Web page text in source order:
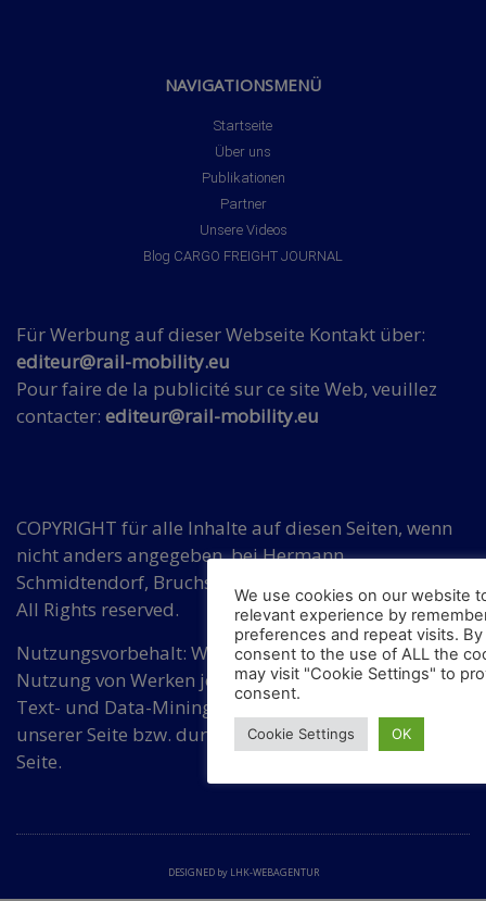
NAVIGATIONSMENÜ
Startseite
Über uns
Publikationen
Partner
Unsere Videos
Blog CARGO FREIGHT JOURNAL
Für Werbung auf dieser Webseite Kontakt über:
editeur@rail-mobility.eu
Pour faire de la publicité sur ce site Web, veuillez
contacter: editeur@rail-mobility.eu
COPYRIGHT für alle Inhalte auf diesen Seiten, wenn
nicht anders angegeben, bei Hermann
Schmidtendorf, Bruchsaler Str. 3, DE 10715 Berlin.
All Rights reserved.
Nutzungsvorbehalt: Wir widersprechen einer
Nutzung von Werken jeder Art auf dieser Seite für
Text- und Data-Mining ohne Zustimmung von
unserer Seite bzw. durch eine dafür bevollmächtigte
Seite.
DESIGNED by LHK-WEBAGENTUR
We use cookies on our website
relevant experience by
preferences and repeat visits. By
consent to the use of ALL the
may visit "Cookie Settings" to
consent.
Cookie Settings OK